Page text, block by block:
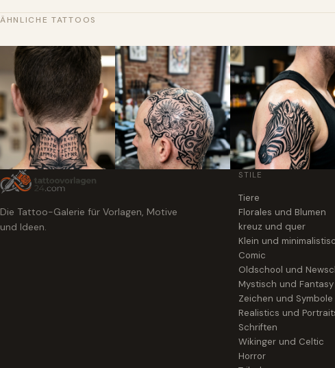
ÄHNLICHE TATTOOS
Die Tattoo-Galerie für Vorlagen, Motive
und Ideen.
STILE
Tiere
Florales und Blumen
kreuz und quer
Klein und
Comic
Oldschool und
Mystisch und Fantasy
Zeichen und Symbole
Realistics und
Schriften
Wikinger und Celtic
Horror